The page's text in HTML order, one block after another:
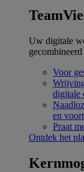
Uw digitale
Voor
digitale
en
Praat
Ontdek het